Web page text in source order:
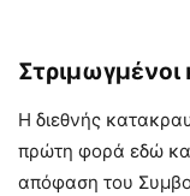
Στριμωγμένοι
Η διεθνής
πρώτη φορά εδώ
απόφαση του